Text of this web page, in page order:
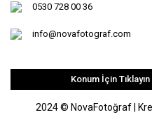
0530 728 00 36
info@novafotograf.com
Konum İçin Tıklayın
2024 © NovaFotoğraf |